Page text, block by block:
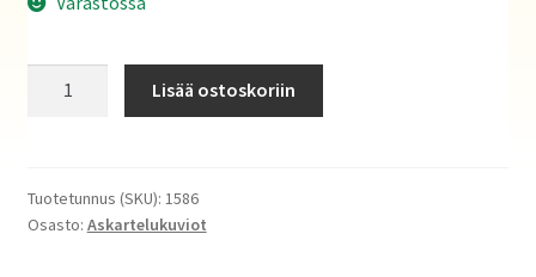
Lisää ostoskoriin
Tuotetunnus (SKU): 1586
Osasto: Askartelukuviot